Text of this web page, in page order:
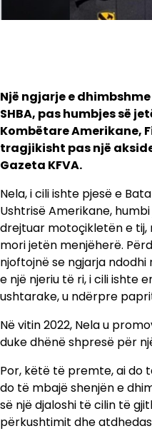
Një ngjarje e
SHBA, pas humbjes së
Kombëtare Amerikane,
tragjikisht pas një
Gazeta KFVA.
Nela, i cili ishte pjesë e
Ushtrisë Amerikane,
drejtuar motoçikletën e tij,
mori jetën menjëherë.
njoftojnë se ngjarja
e një njeriu të ri, i cili ishte
ushtarake, u ndërpre
Në vitin 2022, Nela u
duke dhënë shpresë për
Por, këtë të premte, ai do
do të mbajë shenjën e
së një djaloshi të cilin të
përkushtimit dhe